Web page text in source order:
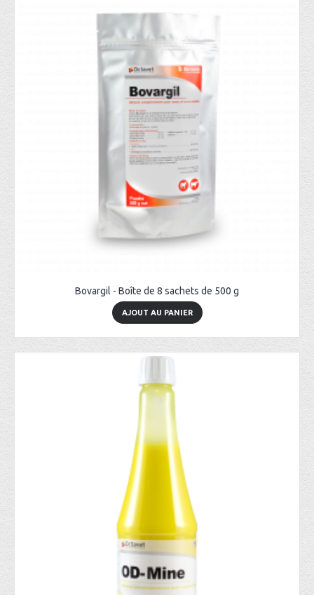
Bovargil - Boîte de 8 sachets de 500 g
AJOUT AU PANIER